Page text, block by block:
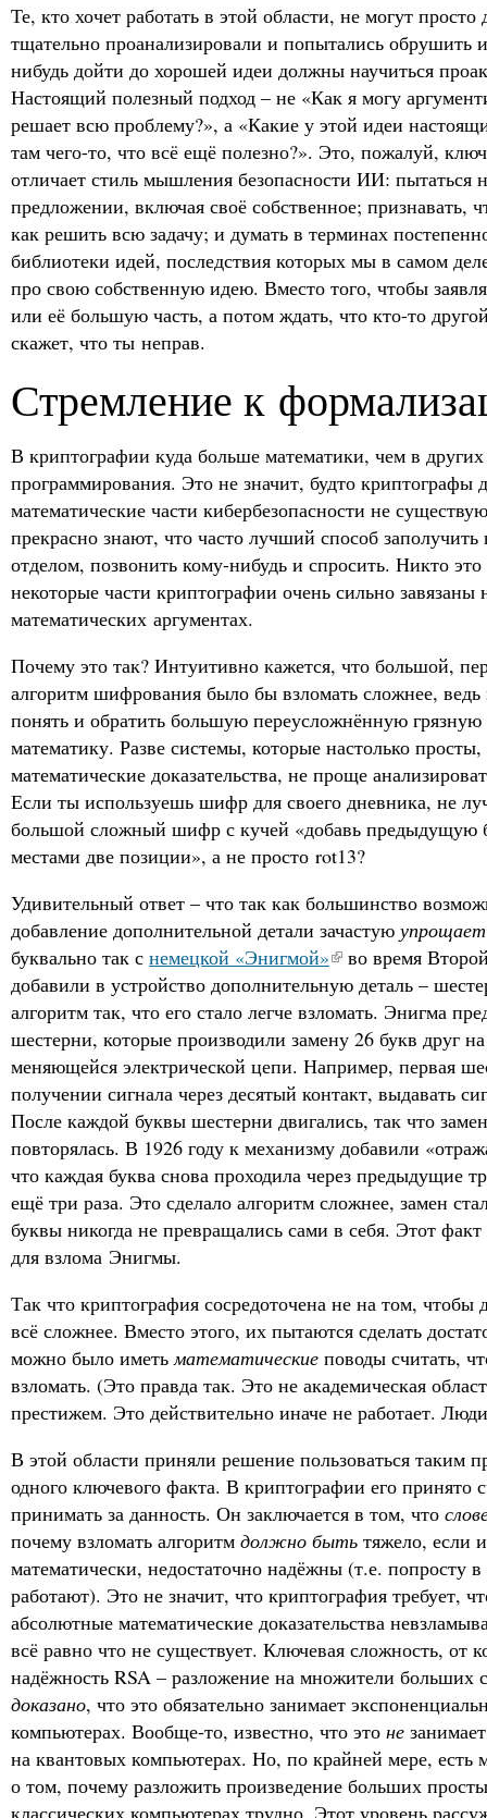
Те, кто хочет работать в этой области, не могут просто
тщательно проанализировали и попытались
нибудь дойти до хорошей идеи должны научиться
Настоящий полезный подход – не «Как я могу
решает всю проблему?», а «Какие у этой идеи
там чего-то, что всё ещё полезно?». Это, пожалуй,
отличает стиль мышления безопасности ИИ:
предложении, включая своё собственное; признавать,
как решить всю задачу; и думать в терминах
библиотеки идей, последствия которых мы в самом
про свою собственную идею. Вместо того, чтобы
или её большую часть, а потом ждать, что кто-то
скажет, что ты неправ.
Стремление к
В криптографии куда больше математики, чем в других
программирования. Это не значит, будто криптографы
математические части кибербезопасности не
прекрасно знают, что часто лучший способ
отделом, позвонить кому-нибудь и спросить. Никто
некоторые части криптографии очень сильно завязаны
математических аргументах.
Почему это так? Интуитивно кажется, что большой,
алгоритм шифрования было бы взломать сложнее, ведь
понять и обратить большую переусложнённую
математику. Разве системы, которые настолько
математические доказательства, не проще
Если ты используешь шифр для своего дневника, не
большой сложный шифр с кучей «добавь предыдущую
местами две позиции», а не просто rot13?
Удивительный ответ – что так как большинство
добавление дополнительной детали зачастую упрощает
буквально так с немецкой «Энигмой»
во время
добавили в устройство дополнительную деталь –
алгоритм так, что его стало легче взломать. Энигма
шестерни, которые производили замену 26 букв друг
меняющейся электрической цепи. Например, первая
получении сигнала через десятый контакт, выдавать
После каждой буквы шестерни двигались, так что
повторялась. В 1926 году к механизму добавили
что каждая буква снова проходила через предыдущие
ещё три раза. Это сделало алгоритм сложнее, замен
буквы никогда не превращались сами в себя. Этот факт
для взлома Энигмы.
Так что криптография сосредоточена не на том,
всё сложнее. Вместо этого, их пытаются сделать
можно было иметь математические поводы считать,
взломать. (Это правда так. Это не академическая
престижем. Это действительно иначе не работает.
В этой области приняли решение пользоваться таким
одного ключевого факта. В криптографии его принято
принимать за данность. Он заключается в том, что
почему взломать алгоритм должно быть тяжело, если
математически, недостаточно надёжны (т.е. попросту
работают). Это не значит, что криптография требует,
абсолютные математические доказательства
всё равно что не существует. Ключевая сложность, от
надёжность RSA – разложение на множители больших
доказано, что это обязательно занимает
компьютерах. Вообще-то, известно, что это не
на квантовых компьютерах. Но, по крайней мере, есть
о том, почему разложить произведение больших
классических компьютерах трудно. Этот уровень